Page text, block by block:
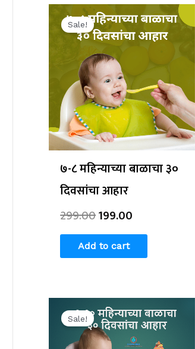
Sale!
७-८ महिन्याच्या बाळाचा ३०
दिवसांचा आहार
299.00
Original
price
was:
₹299.00.
199.00
Current
price
is:
Add to cart
Sale!
Original
price
was:
Current
price
is: